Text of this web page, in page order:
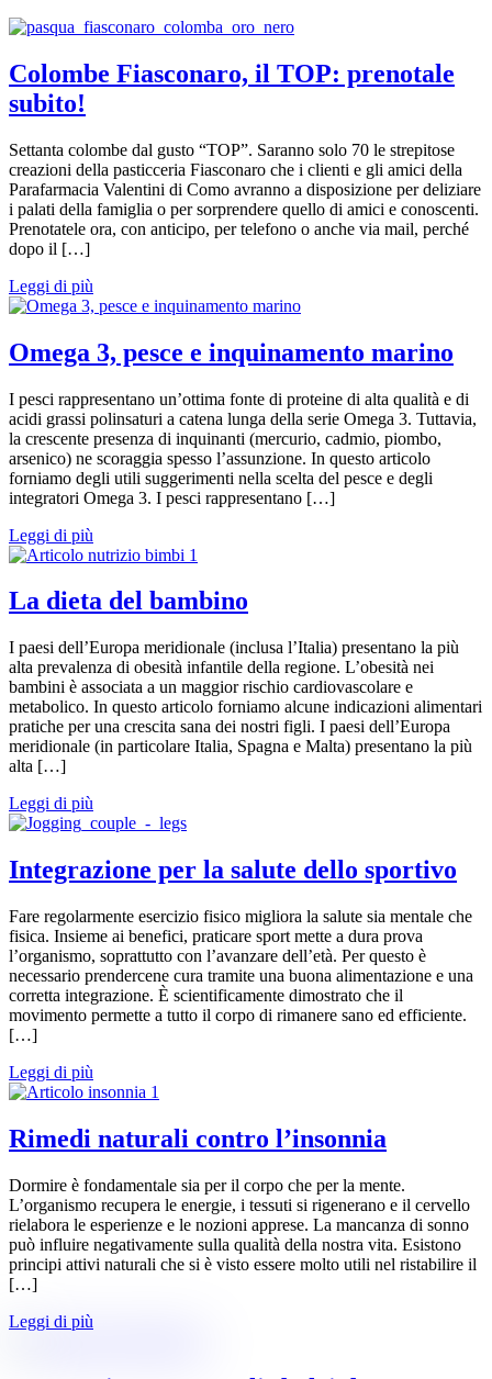
Colombe Fiasconaro, il TOP: prenotale
subito!
Settanta colombe dal gusto “TOP”. Saranno solo 70 le strepitose
creazioni della pasticceria Fiasconaro che i clienti e gli amici della
Parafarmacia Valentini di Como avranno a disposizione per deliziare
i palati della famiglia o per sorprendere quello di amici e conoscenti.
Prenotatele ora, con anticipo, per telefono o anche via mail, perché
dopo il […]
Leggi di più
Omega 3, pesce e inquinamento marino
I pesci rappresentano un’ottima fonte di proteine di alta qualità e di
acidi grassi polinsaturi a catena lunga della serie Omega 3. Tuttavia,
la crescente presenza di inquinanti (mercurio, cadmio, piombo,
arsenico) ne scoraggia spesso l’assunzione. In questo articolo
forniamo degli utili suggerimenti nella scelta del pesce e degli
integratori Omega 3. I pesci rappresentano […]
Leggi di più
La dieta del bambino
I paesi dell’Europa meridionale (inclusa l’Italia) presentano la più
alta prevalenza di obesità infantile della regione. L’obesità nei
bambini è associata a un maggior rischio cardiovascolare e
metabolico. In questo articolo forniamo alcune indicazioni alimentari
pratiche per una crescita sana dei nostri figli. I paesi dell’Europa
meridionale (in particolare Italia, Spagna e Malta) presentano la più
alta […]
Leggi di più
Integrazione per la salute dello sportivo
Fare regolarmente esercizio fisico migliora la salute sia mentale che
fisica. Insieme ai benefici, praticare sport mette a dura prova
l’organismo, soprattutto con l’avanzare dell’età. Per questo è
necessario prendercene cura tramite una buona alimentazione e una
corretta integrazione. È scientificamente dimostrato che il
movimento permette a tutto il corpo di rimanere sano ed efficiente.
[…]
Leggi di più
Rimedi naturali contro l’insonnia
Dormire è fondamentale sia per il corpo che per la mente.
L’organismo recupera le energie, i tessuti si rigenerano e il cervello
rielabora le esperienze e le nozioni apprese. La mancanza di sonno
può influire negativamente sulla qualità della nostra vita. Esistono
principi attivi naturali che si è visto essere molto utili nel ristabilire il
[…]
Leggi di più